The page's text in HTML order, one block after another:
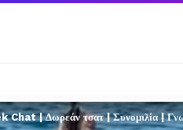
| Δωρεάν τσατ | Συνομιλία |